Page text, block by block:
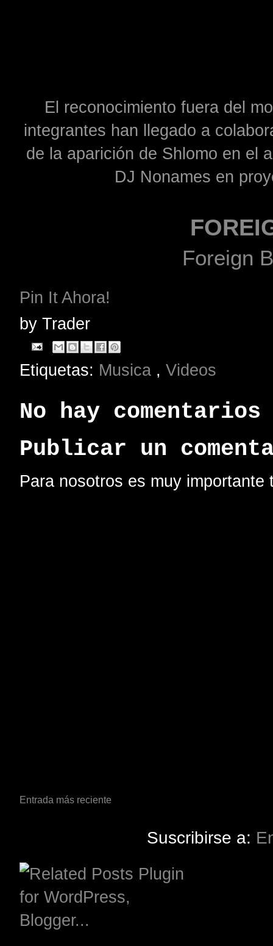
El reconocimiento fuera del
integrantes han llegado a
de la aparición de Shlomo en el
DJ Nonames en
Foreign
Pin It Ahora!
by Trader
Etiquetas: Musica , Videos
No hay
Publicar un
Para nosotros es muy
Entrada más reciente
Suscribirse a: